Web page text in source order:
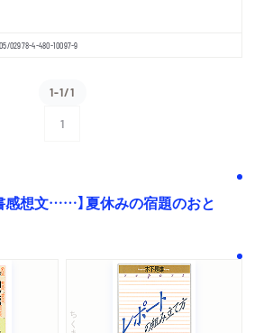
02978-4-480-10097-9
1-1/1
1
感想文……】夏休みの宿題のおと
ちくま学芸文庫